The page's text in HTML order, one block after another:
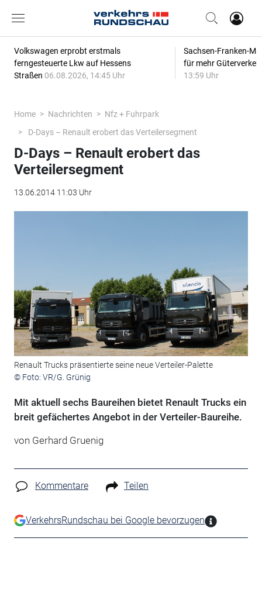
Volkswagen erprobt erstmals
ferngesteuerte Lkw auf Hessens
Straßen 06.08.2026, 14:45 Uhr
Sachsen-Franken-
für mehr
13:59 Uhr
Home Nachrichten
Nfz + Fuhrpark
D-Days – Renault erobert das Verteilersegment
D-Days – Renault erobert das
Verteilersegment
13.06.2014 11:03 Uhr
Renault Trucks präsentierte seine neue Verteiler-Palette
© Foto: VR/G. Grünig
Mit aktuell sechs Baureihen bietet Renault Trucks ein
breit gefächertes Angebot in der Verteiler-Baureihe.
von Gerhard Gruenig
Kommentare Teilen
VerkehrsRundschau bei Google bevorzugen